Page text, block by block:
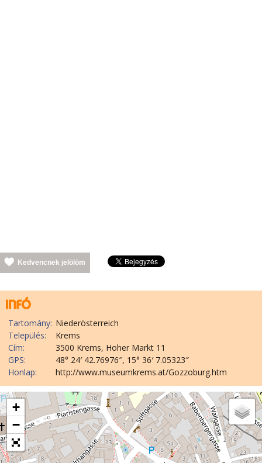
Kedvencnek jelölöm
Tartomány: Niederösterreich
Település:
Krems
Cím:
3500 Krems, Hoher Markt 11
GPS:
48° 24′ 42.76976″, 15° 36′ 7.05323″
Honlap:
http://www.museumkrems.at/Gozzoburg.htm
+
−